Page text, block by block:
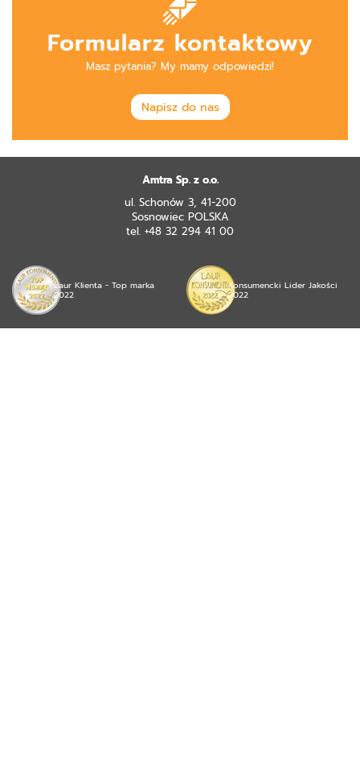
Formularz kontaktowy
Masz pytania? My mamy odpowiedzi!
Napisz do nas
Amtra Sp. z o.o.
ul. Schonów 3, 41-200
Sosnowiec POLSKA
tel. +48 32 294 41 00
Laur Klienta - Top marka
2022
Konsumencki Lider Jakości
2022